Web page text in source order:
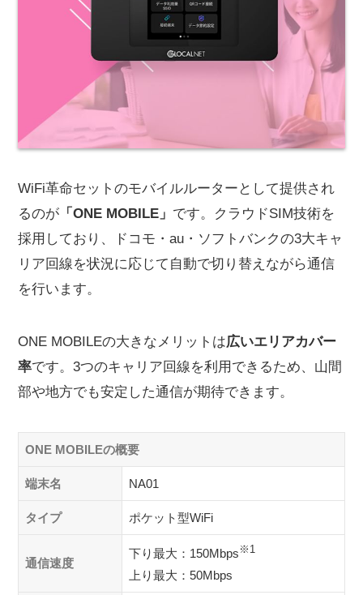
WiFi革命セットのモバイルルーターとして提供され
るのが 「ONE MOBILE」 です。クラウドSIM技術を
採用しており、ドコモ・au・ソフトバンクの3大キャ
リア回線を状況に応じて自動で切り替えながら通信
を行います。
ONE MOBILEの大きなメリットは広いエリアカバー
率です。3つのキャリア回線を利用できるため、山間
部や地方でも安定した通信が期待できます。
ONE MOBILEの概要
端末名 NA01
タイプ ポケット型WiFi
通信速度
下り最大：150Mbps ※1
上り最大：50Mbps